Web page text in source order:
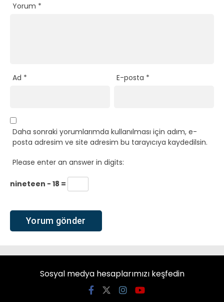
Yorum *
Ad * E-posta *
Daha sonraki yorumlarımda kullanılması için adım, e-
posta adresim ve site adresim bu tarayıcıya kaydedilsin.
Please enter an answer in digits:
nineteen − 18 =
Sosyal medya hesaplarımızı keşfedin